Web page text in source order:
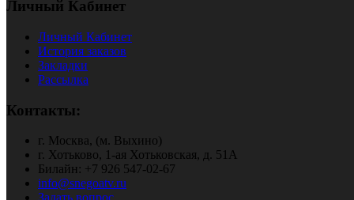
Личный Кабинет
Личный Кабинет
История заказов
Закладки
Рассылка
Контакты:
г. Москва, (м. Выхино)
г. Хотьково, 1-ая Хотьковская, д. 51А
Билайн: +7 926 547-02-67
info@snegoatv.ru